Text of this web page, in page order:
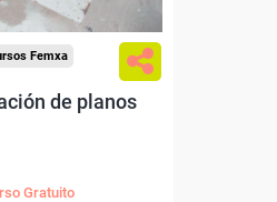
Femxa
de planos
Gratuito